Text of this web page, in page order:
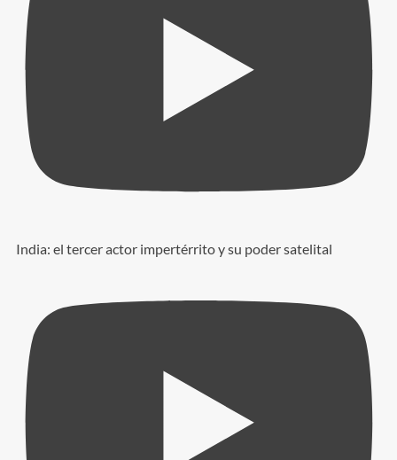
India: el tercer actor impertérrito y su poder satelital